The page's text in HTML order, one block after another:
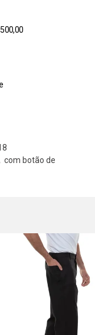
com botão de